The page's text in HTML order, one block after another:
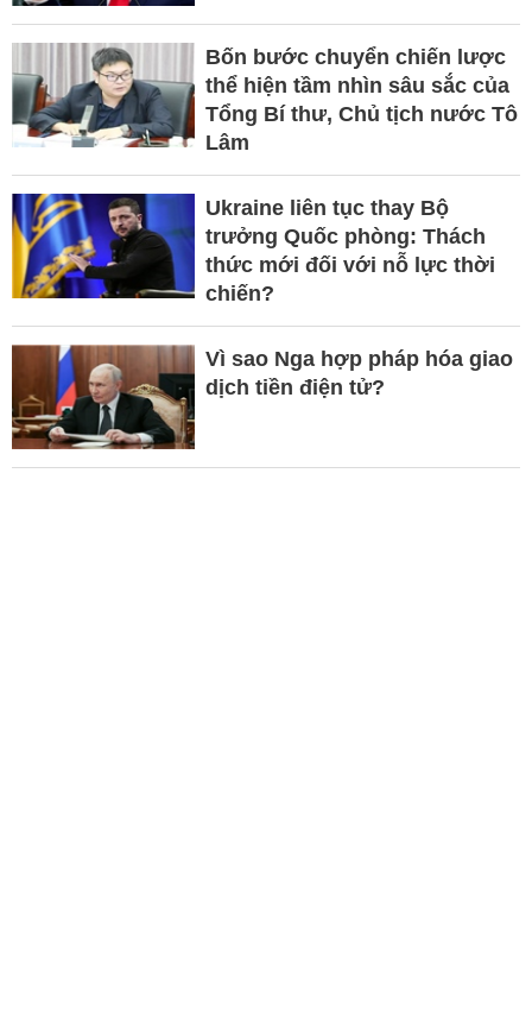
Bốn bước chuyển chiến lược
thể hiện tầm nhìn sâu sắc của
Tổng Bí thư, Chủ tịch nước Tô
Lâm
Ukraine liên tục thay Bộ
trưởng Quốc phòng: Thách
thức mới đối với nỗ lực thời
chiến?
Vì sao Nga hợp pháp hóa giao
dịch tiền điện tử?